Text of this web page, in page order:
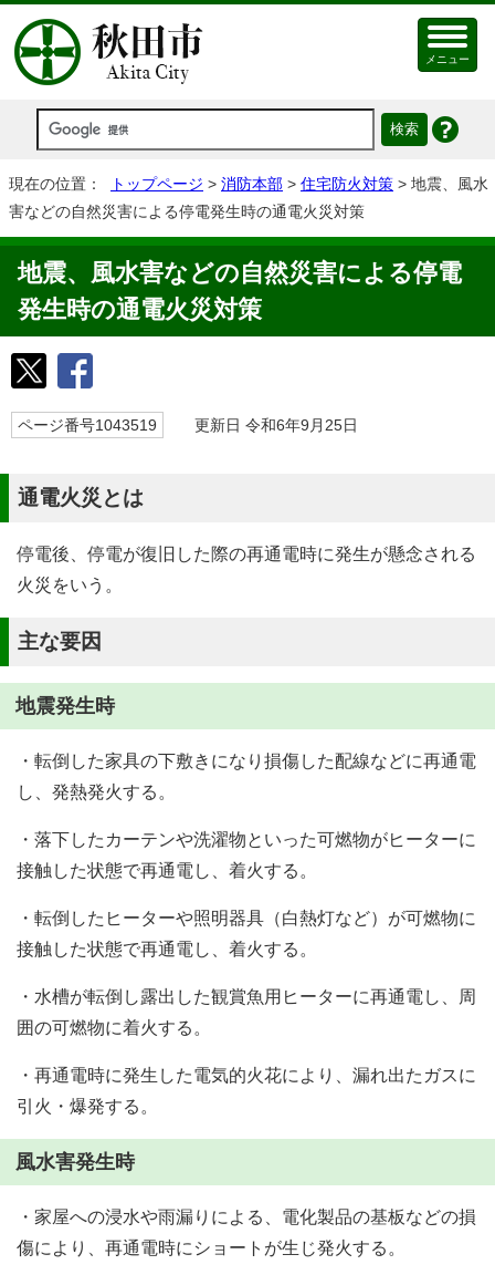
メニュー
現在の位置： トップページ > 消防本部 > 住宅防火対策 > 地震、風水
害などの自然災害による停電発生時の通電火災対策
地震、風水害などの自然災害による停電
発生時の通電火災対策
ページ番号1043519 更新日 令和6年9月25日
通電火災とは
停電後、停電が復旧した際の再通電時に発生が懸念される
火災をいう。
主な要因
地震発生時
・転倒した家具の下敷きになり損傷した配線などに再通電
し、発熱発火する。
・落下したカーテンや洗濯物といった可燃物がヒーターに
接触した状態で再通電し、着火する。
・転倒したヒーターや照明器具（白熱灯など）が可燃物に
接触した状態で再通電し、着火する。
・水槽が転倒し露出した観賞魚用ヒーターに再通電し、周
囲の可燃物に着火する。
・再通電時に発生した電気的火花により、漏れ出たガスに
引火・爆発する。
風水害発生時
・家屋への浸水や雨漏りによる、電化製品の基板などの損
傷により、再通電時にショートが生じ発火する。